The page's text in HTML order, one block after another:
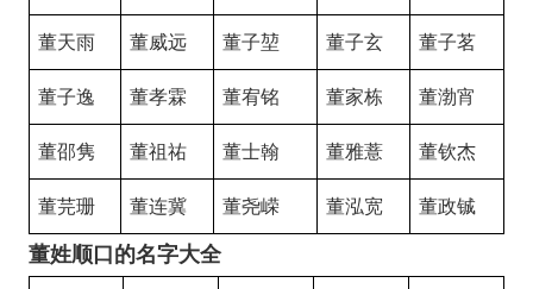
董天雨 董威远 董子堃 董子玄 董子茗
董子逸 董孝霖 董宥铭 董家栋 董渤宵
董邵隽 董祖祐 董士翰 董雅薏 董钦杰
董芫珊 董连冀 董尧嵘 董泓宽 董政铖
董姓顺口的名字大全